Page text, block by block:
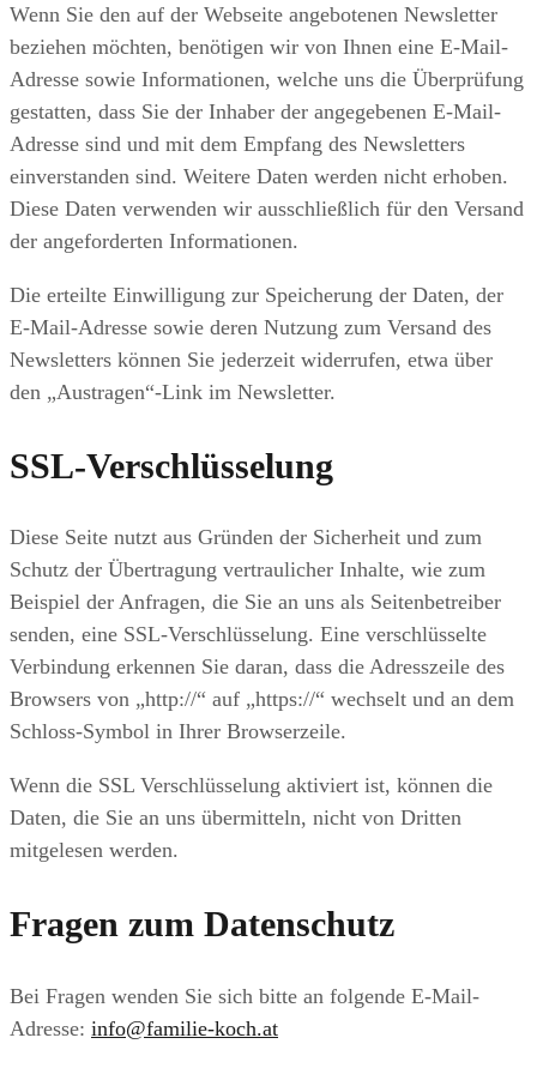
Wenn Sie den auf der Webseite angebotenen Newsletter
beziehen möchten, benötigen wir von Ihnen eine E-Mail-
Adresse sowie Informationen, welche uns die Überprüfung
gestatten, dass Sie der Inhaber der angegebenen E-Mail-
Adresse sind und mit dem Empfang des Newsletters
einverstanden sind. Weitere Daten werden nicht erhoben.
Diese Daten verwenden wir ausschließlich für den Versand
der angeforderten Informationen.
Die erteilte Einwilligung zur Speicherung der Daten, der
E-Mail-Adresse sowie deren Nutzung zum Versand des
Newsletters können Sie jederzeit widerrufen, etwa über
den „Austragen“-Link im Newsletter.
SSL-Verschlüsselung
Diese Seite nutzt aus Gründen der Sicherheit und zum
Schutz der Übertragung vertraulicher Inhalte, wie zum
Beispiel der Anfragen, die Sie an uns als Seitenbetreiber
senden, eine SSL-Verschlüsselung. Eine verschlüsselte
Verbindung erkennen Sie daran, dass die Adresszeile des
Browsers von „http://“ auf „https://“ wechselt und an dem
Schloss-Symbol in Ihrer Browserzeile.
Wenn die SSL Verschlüsselung aktiviert ist, können die
Daten, die Sie an uns übermitteln, nicht von Dritten
mitgelesen werden.
Fragen zum Datenschutz
Bei Fragen wenden Sie sich bitte an folgende E-Mail-
Adresse: info@familie-koch.at